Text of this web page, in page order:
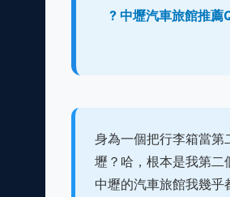
? 中壢汽車旅館推薦
身為一個把行李箱當第
壢？哈，根本是我第二
中壢的汽車旅館我幾